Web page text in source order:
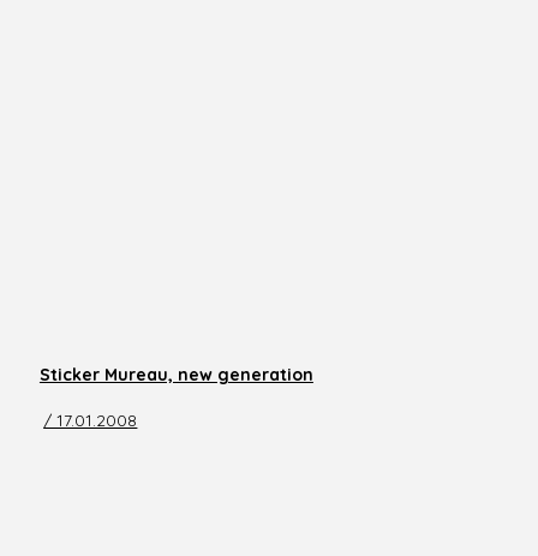
Sticker Mureau, new generation
/ 17.01.2008